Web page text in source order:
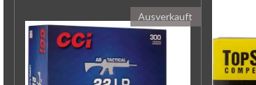
Ausverkauft